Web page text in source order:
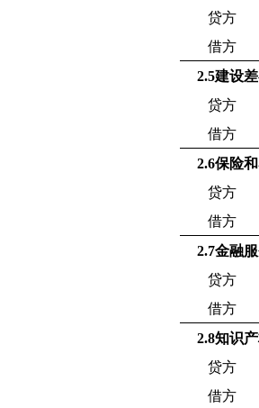
贷方
借方
2.5建设
贷方
借方
2.6保险
贷方
借方
2.7金融
贷方
借方
2.8知识
贷方
借方